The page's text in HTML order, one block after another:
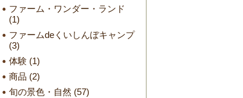
ファーム・ワンダー・ランド
(1)
ファームdeくいしんぼキャンプ
(3)
体験 (1)
商品 (2)
旬の景色・自然 (57)